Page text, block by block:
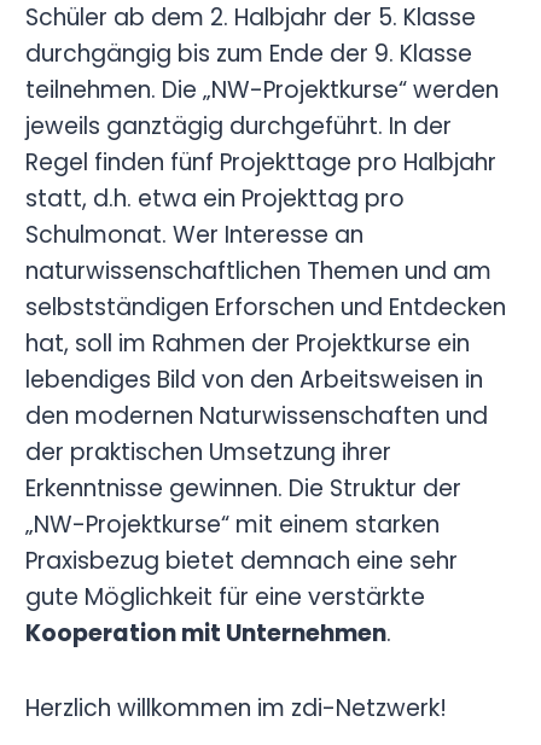
Schüler ab dem 2. Halbjahr der 5. Klasse
durchgängig bis zum Ende der 9. Klasse
teilnehmen. Die „NW-Projektkurse“ werden
jeweils ganztägig durchgeführt. In der
Regel finden fünf Projekttage pro Halbjahr
statt, d.h. etwa ein Projekttag pro
Schulmonat. Wer Interesse an
naturwissenschaftlichen Themen und am
selbstständigen Erforschen und Entdecken
hat, soll im Rahmen der Projektkurse ein
lebendiges Bild von den Arbeitsweisen in
den modernen Naturwissenschaften und
der praktischen Umsetzung ihrer
Erkenntnisse gewinnen. Die Struktur der
„NW-Projektkurse“ mit einem starken
Praxisbezug bietet demnach eine sehr
gute Möglichkeit für eine verstärkte
Kooperation mit Unternehmen.
Herzlich willkommen im zdi-Netzwerk!